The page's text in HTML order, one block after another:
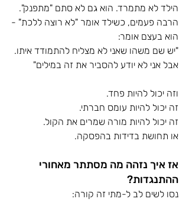
הילד לא מתמרד. הוא גם לא סתם "מתפנק".
הרבה פעמים, כשילד אומר "לא רוצה ללכת" -
הוא בעצם אומר:
"יש שם משהו שאני לא מצליח להתמודד איתו.
אבל אני לא יודע להסביר את זה במילים"
וזה יכול להיות פחד.
זה יכול להיות עומס חברתי.
זה יכול להיות מורה שמרים את הקול.
או תחושת בדידות בהפסקה.
אז איך נזהה מה מסתתר מאחורי
ההתנגדות?
נסו לשים לב ל-מתי זה קורה: